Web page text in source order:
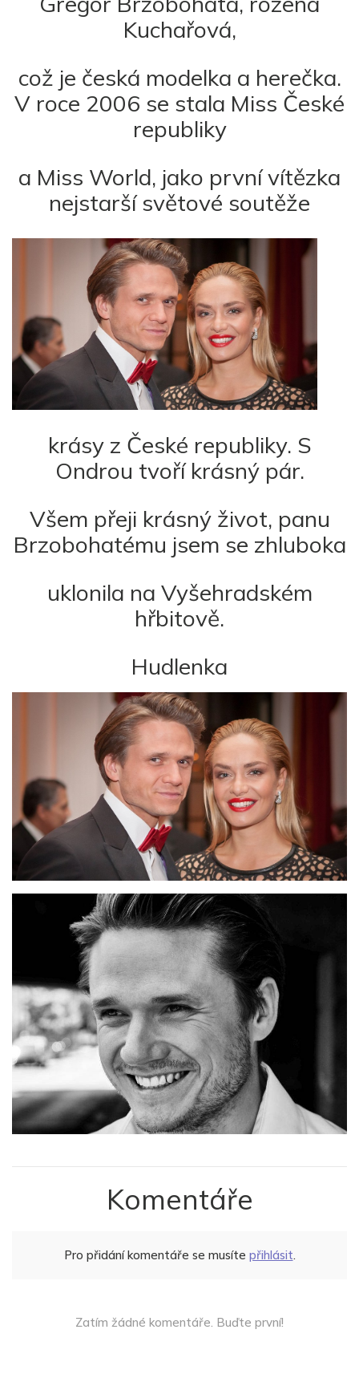
Kuchařová,
což je česká modelka a herečka.
V roce 2006 se stala Miss České
republiky
a Miss World, jako první vítězka
nejstarší světové soutěže
krásy z České republiky. S
Ondrou tvoří krásný pár.
Všem přeji krásný život, panu
Brzobohatému jsem se zhluboka
uklonila na Vyšehradském
hřbitově.
Hudlenka
Komentáře
Pro přidání komentáře se musíte přihlásit.
Zatím žádné komentáře. Buďte první!